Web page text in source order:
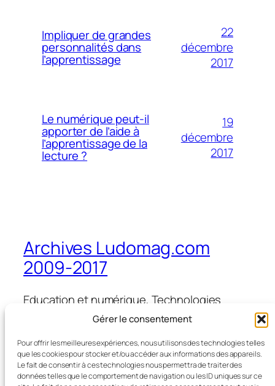
Gérer le consentement
Pour offrir les meilleures expériences, nous utilisons des technologies telles
que les cookies pour stocker et/ou accéder aux informations des appareils.
Le fait de consentir à ces technologies nous permettra de traiter des
données telles que le comportement de navigation ou les ID uniques sur ce
Impliquer de grandes
personnalités dans
l’apprentissage
22
décembre
2017
Le numérique peut-il
apporter de l’aide à
l’apprentissage de la
lecture ?
19
décembre
2017
Archives Ludomag.com
2009-2017
Education et numérique, Technologies
d'Apprentissage, e-learning, serious games,
et formation